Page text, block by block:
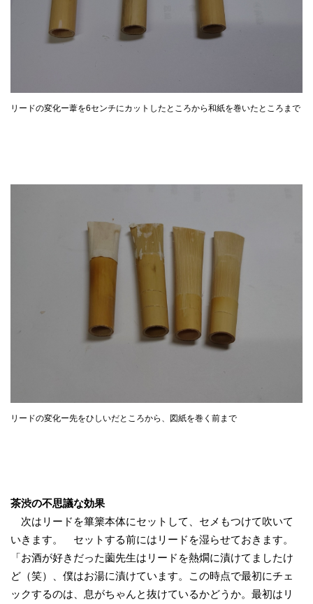
リードの変化ー葦を6センチにカットしたところから和紙を巻いたところまで
リードの変化ー先をひしいだところから、図紙を巻く前まで
茶渋の不思議な効果
次はリードを篳篥本体にセットして、セメもつけて吹いて
いきます。 セットする前にはリードを湿らせておきます。
「お酒が好きだった薗先生はリードを熱燗に漬けてましたけ
ど（笑）、僕はお湯に漬けています。この時点で最初にチェ
ックするのは、息がちゃんと抜けているかどうか。最初はリ